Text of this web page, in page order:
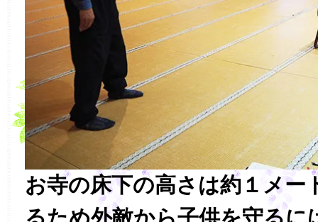
お寺の床下の高さは約１メー